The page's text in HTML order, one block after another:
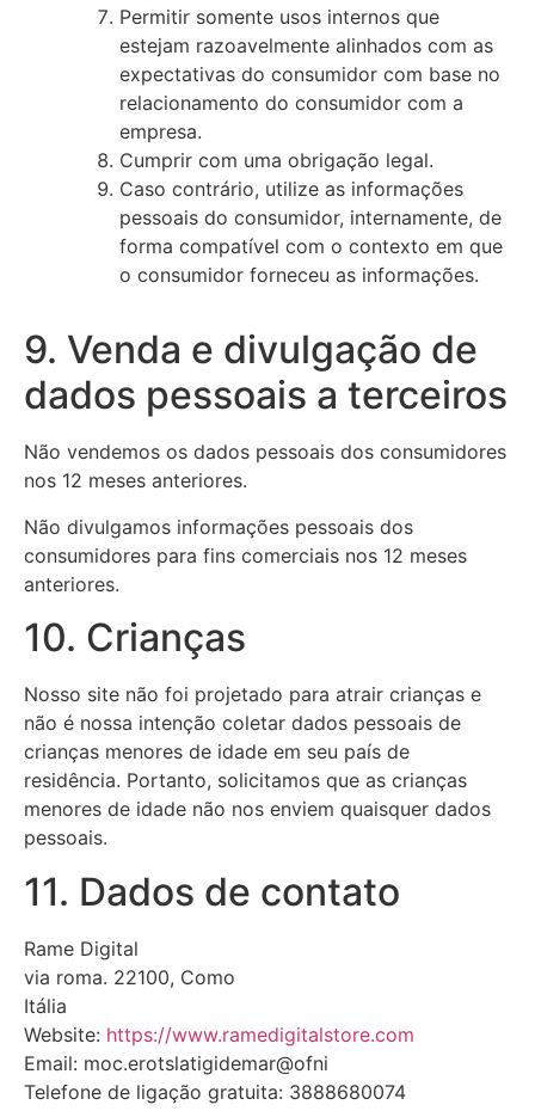
Permitir somente usos internos que
estejam razoavelmente alinhados com as
expectativas do consumidor com base no
relacionamento do consumidor com a
empresa.
Cumprir com uma obrigação legal.
Caso contrário, utilize as informações
pessoais do consumidor, internamente, de
forma compatível com o contexto em que
o consumidor forneceu as informações.
9. Venda e divulgação de
dados pessoais a terceiros
Não vendemos os dados pessoais dos consumidores
nos 12 meses anteriores.
Não divulgamos informações pessoais dos
consumidores para fins comerciais nos 12 meses
anteriores.
10. Crianças
Nosso site não foi projetado para atrair crianças e
não é nossa intenção coletar dados pessoais de
crianças menores de idade em seu país de
residência. Portanto, solicitamos que as crianças
menores de idade não nos enviem quaisquer dados
pessoais.
11. Dados de contato
Rame Digital
via roma. 22100, Como
Itália
Website: https://www.ramedigitalstore.com
Email: moc.erotslatigidemar@ofni
Telefone de ligação gratuita: 3888680074